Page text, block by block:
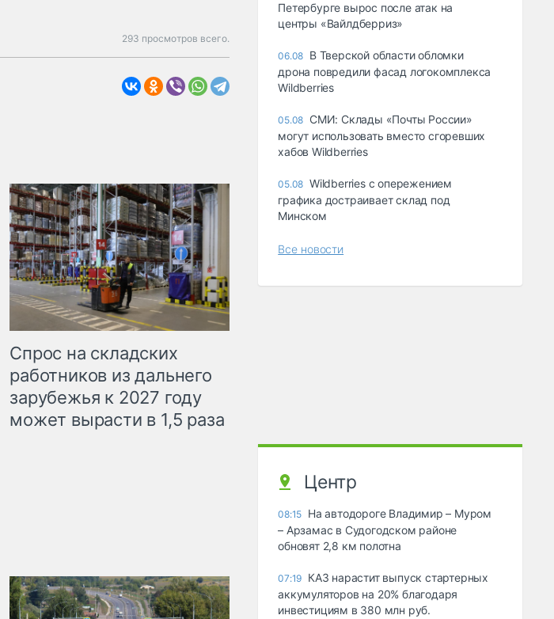
293 просмотров всего.
Спрос на складских
работников из дальнего
зарубежья к 2027 году
может вырасти в 1,5 раза
Петербурге вырос после атак на
центры «Вайлдберриз»
06.08 В Тверской области обломки
дрона повредили фасад логокомплекса
Wildberries
05.08 СМИ: Склады «Почты России»
могут использовать вместо сгоревших
хабов Wildberries
05.08 Wildberries с опережением
графика достраивает склад под
Минском
Все новости
Центр
08:15 На автодороге Владимир – Муром
– Арзамас в Судогодском районе
обновят 2,8 км полотна
07:19 КАЗ нарастит выпуск стартерных
аккумуляторов на 20% благодаря
инвестициям в 380 млн руб.